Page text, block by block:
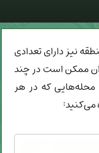
و هر منطقه نیز دارای تعدادی
ممکن است در چند
محله‌هایی که در هر
می‌کنید: